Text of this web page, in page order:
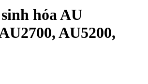
hóa AU
AU5200,